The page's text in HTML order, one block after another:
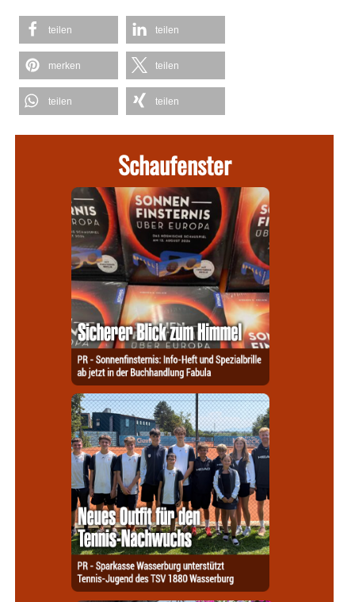
teilen teilen
merken teilen
teilen teilen
Schaufenster